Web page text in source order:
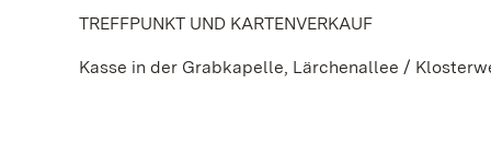
TREFFPUNKT UND KARTENVERKAUF
Kasse in der Grabkapelle, Lärchenallee /